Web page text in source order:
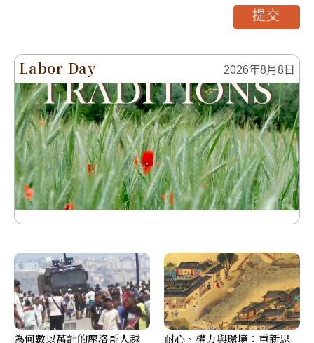
Labor Day 2026年8月8日
提交
為何數以萬計的摩洛哥人越
耐心、權力與環境：重新思